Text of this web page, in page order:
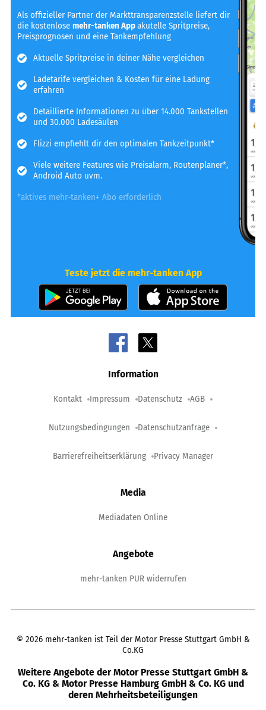
Als offizieller Partner der Markttransparenzstelle liefert dir
die kostenlosemehr-tanken Appakutelle Spritpreise,
Preisprognosen und eine Tankempfehlung
Aktuelle Spritpreise in deiner Nähe vergleichen
Ladetarife vergleichen & Kosten für eine Ladung
erfahren
Detaillierte Informationen zu über 14.000 Tankstellen
und 30.000 Ladesäulen
Flizzi empfiehlt dir den optimalen Tankzeitpunkt*
Viele weitere Features wie Preisalarm, Routenplaner*,
Android Auto uvm.
*aktives mehr-tanken+ Abo erforderlich
Teste jetzt die mehr-tanken App
Information
Kontakt Impressum Datenschutz AGB
Nutzungsbedingungen Datenschutzanfrage
Barrierefreiheitserklärung Privacy Manager
Media
Mediadaten Online
Angebote
mehr-tanken PUR widerrufen
© 2026 mehr-tanken ist Teil der Motor Presse Stuttgart GmbH &
Co.KG
Weitere Angebote der Motor Presse Stuttgart GmbH &
Co. KG & Motor Presse Hamburg GmbH & Co. KG und
deren Mehrheitsbeteiligungen